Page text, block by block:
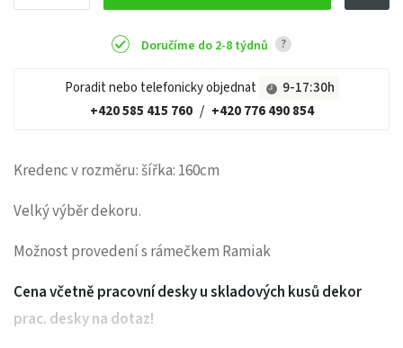
Doručíme do 2-8 týdnů ?
Poradit nebo telefonicky objednat
9-17:30h
+420 585 415 760 / +420 776 490 854
Kredenc v rozměru: šířka: 160cm
Velký výběr dekoru.
Možnost provedení s rámečkem Ramiak
Cena včetně pracovní desky u skladových kusů dekor
prac. desky na dotaz!